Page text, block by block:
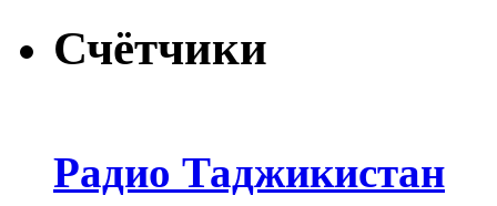
Счётчики
Радио Таджикистан